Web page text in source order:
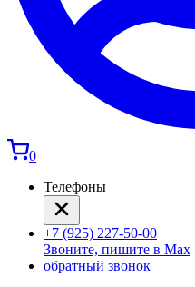
0
Телефоны
+7 (925) 227-50-00
Звоните, пишите в Max
обратный звонок